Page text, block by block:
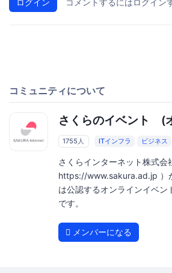
コミュニティについて
さくらのイベント (
1755人 ITインフラ ビジネス
さくらインターネット株式会
https://www.sakura.ad.jp ）
は公認するオンラインイベン
です。
メンバーになる